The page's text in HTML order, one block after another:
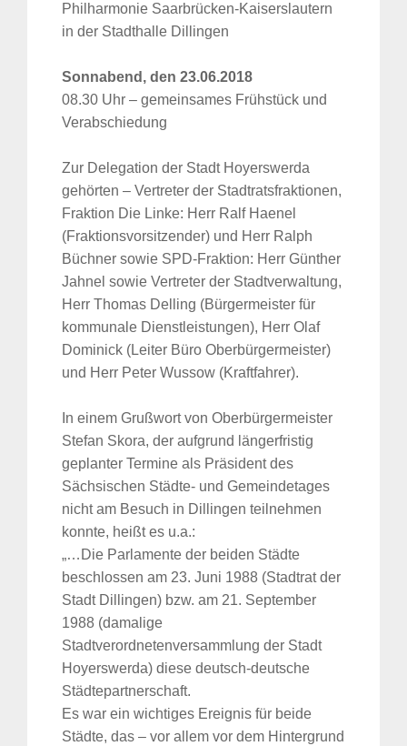
Philharmonie Saarbrücken-Kaiserslautern
in der Stadthalle Dillingen
Sonnabend, den 23.06.2018
08.30 Uhr – gemeinsames Frühstück und
Verabschiedung
Zur Delegation der Stadt Hoyerswerda
gehörten – Vertreter der Stadtratsfraktionen,
Fraktion Die Linke: Herr Ralf Haenel
(Fraktionsvorsitzender) und Herr Ralph
Büchner sowie SPD-Fraktion: Herr Günther
Jahnel sowie Vertreter der Stadtverwaltung,
Herr Thomas Delling (Bürgermeister für
kommunale Dienstleistungen), Herr Olaf
Dominick (Leiter Büro Oberbürgermeister)
und Herr Peter Wussow (Kraftfahrer).
In einem Grußwort von Oberbürgermeister
Stefan Skora, der aufgrund längerfristig
geplanter Termine als Präsident des
Sächsischen Städte- und Gemeindetages
nicht am Besuch in Dillingen teilnehmen
konnte, heißt es u.a.:
„…Die Parlamente der beiden Städte
beschlossen am 23. Juni 1988 (Stadtrat der
Stadt Dillingen) bzw. am 21. September
1988 (damalige
Stadtverordnetenversammlung der Stadt
Hoyerswerda) diese deutsch-deutsche
Städtepartnerschaft.
Es war ein wichtiges Ereignis für beide
Städte, das – vor allem vor dem Hintergrund